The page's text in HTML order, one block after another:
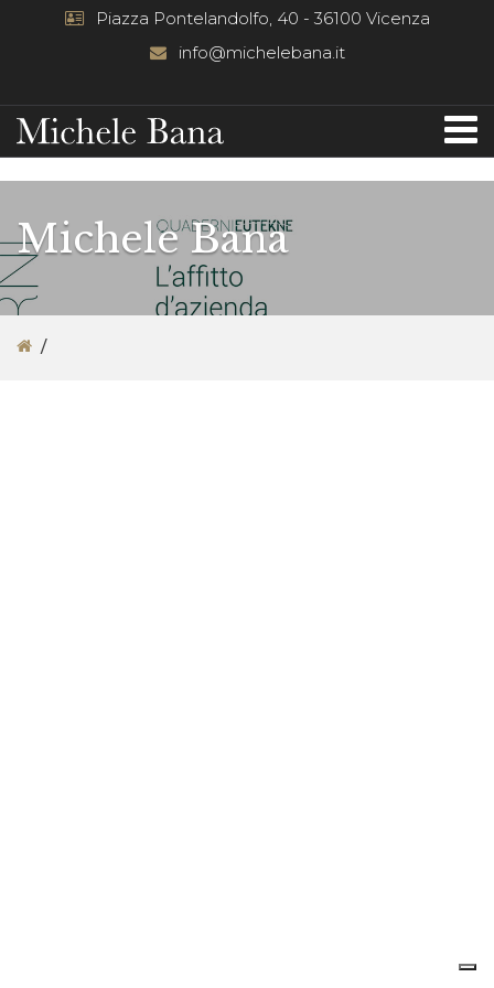
Piazza Pontelandolfo, 40 - 36100 Vicenza
info@michelebana.it
Michele Bana